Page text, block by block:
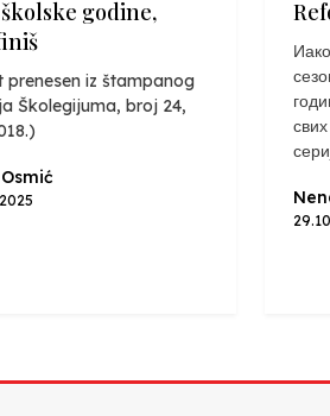
godine,
prenesen iz štampanog
Školegijuma, broj 24,